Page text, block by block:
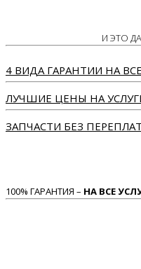
И ЭТО
4 ВИДА ГАРАНТИИ НА
ЛУЧШИЕ ЦЕНЫ НА
ЗАПЧАСТИ БЕЗ ПЕРЕПЛАТ
100% ГАРАНТИЯ – НА ВСЕ